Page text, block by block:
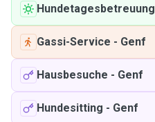
Hundetagesbetreuung
Gassi-Service - Genf
Hausbesuche - Genf
Hundesitting - Genf